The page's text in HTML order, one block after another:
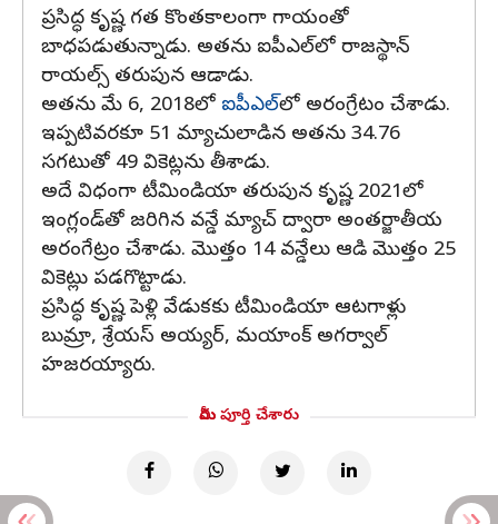
ప్రసిద్ధ కృష్ణ గత కొంతకాలంగా గాయంతో
బాధపడుతున్నాడు. అతను ఐపీఎల్‌లో రాజస్థాన్
రాయల్స్ తరుపున ఆడాడు.
అతను మే 6, 2018లో ఐపీఎల్‌లో అరంగ్రేటం చేశాడు.
ఇప్పటివరకూ 51 మ్యాచులాడిన అతను 34.76
సగటుతో 49 వికెట్లను తీశాడు.
అదే విధంగా టీమిండియా తరుపున కృష్ణ 2021లో
ఇంగ్లండ్‌తో జరిగిన వన్డే మ్యాచ్ ద్వారా అంతర్జాతీయ
అరంగేట్రం చేశాడు. మొత్తం 14 వన్డేలు ఆడి మొత్తం 25
వికెట్లు పడగొట్టాడు.
ప్రసిద్ధ కృష్ణ పెళ్లి వేడుకకు టీమిండియా ఆటగాళ్లు
బుమ్రా, శ్రేయస్ అయ్యర్, మయాంక్ అగర్వాల్
హజరయ్యారు.
మీరు పూర్తి చేశారు